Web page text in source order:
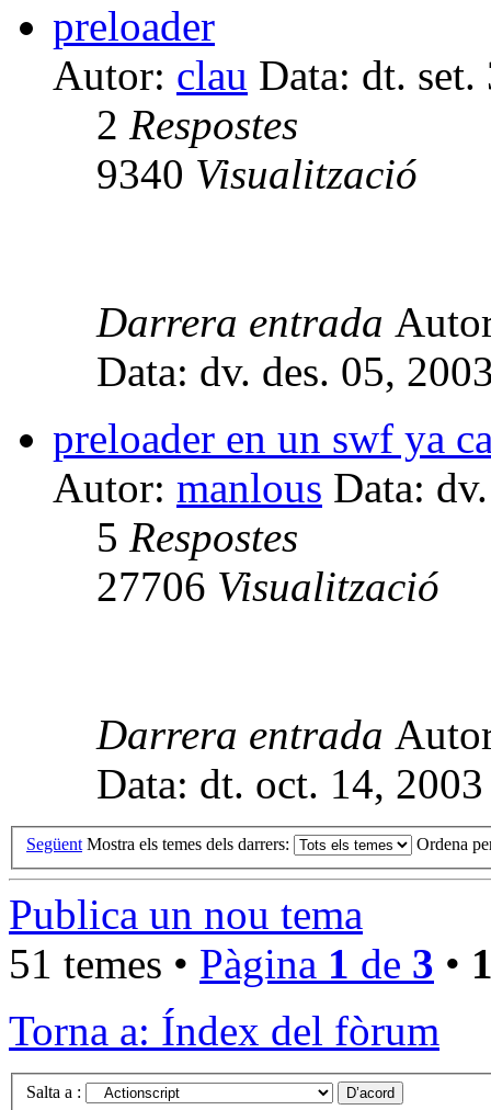
preloader
Autor: clau Data: dt.
2 Respostes
9340 Visualització
Darrera entrada
Data: dv. des. 05,
preloader en un swf ya
Autor: manlous Data:
5 Respostes
27706 Visualització
Darrera entrada
Data: dt. oct. 14,
Següent Mostra els temes dels darrers: Ordena
Publica un nou tema
51 temes • Pàgina 1 de 3 •
Torna a: Índex del fòrum
Salta a :